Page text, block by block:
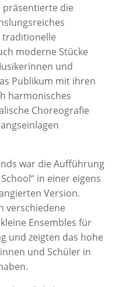
präsentierte die
traditionelle
moderne Stücke
und
Publikum mit ihren
harmonisches
Choreografie
war die Aufführung
in einer eigens
Version.
verschiedene
Ensembles für
und zeigten das hohe
und Schüler in